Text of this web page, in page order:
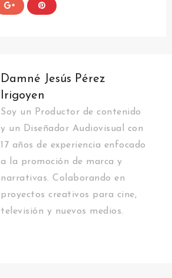
Damné Jesús Pérez
Irigoyen
Soy un Productor de contenido
y un Diseñador Audiovisual con
17 años de experiencia enfocado
a la promoción de marca y
narrativas. Colaborando en
proyectos creativos para cine,
televisión y nuevos medios.